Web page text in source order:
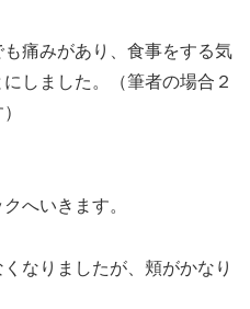
痛みがあり、食事をする気
しました。（筆者の場合２
へいきます。
なりましたが、頬がかなり